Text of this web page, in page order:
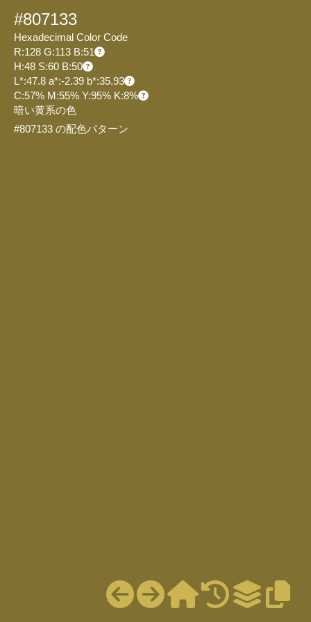
#807133
Hexadecimal Color Code
R:128 G:113 B:51
H:48 S:60 B:50
L*:47.8 a*:-2.39 b*:35.93
C:57% M:55% Y:95% K:8%
暗い黄系の色
#807133 の配色パターン